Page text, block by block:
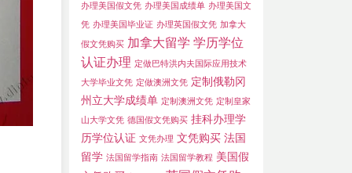
办理美国假文凭 办理美国成绩单 办理美国文
凭 办理美国毕业证 办理英国假文凭 加拿大
假文凭购买 加拿大留学 学历学位
认证办理 定做巴特洪内夫国际应用技术
大学毕业文凭 定做澳洲文凭 定制俄勒冈
州立大学成绩单 定制澳洲文凭 定制皇家
山大学文凭 德国假文凭购买 挂科办理学
历学位认证 文凭办理 文凭购买 法国
留学 法国留学指南 法国留学教程 美国假